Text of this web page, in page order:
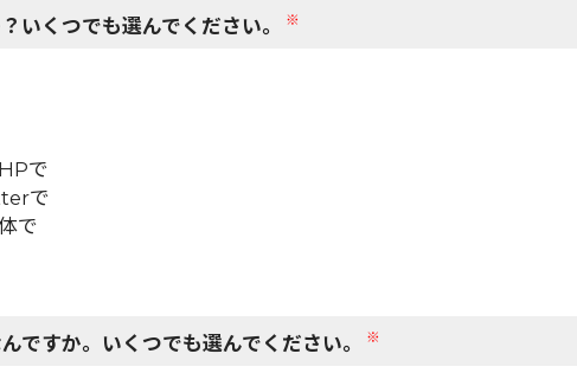
いくつでも選んでください。 ※
で
で
で
ですか。いくつでも選んでください。 ※